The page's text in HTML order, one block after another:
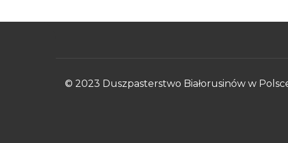
© 2023 Duszpasterstwo Białorusinów w